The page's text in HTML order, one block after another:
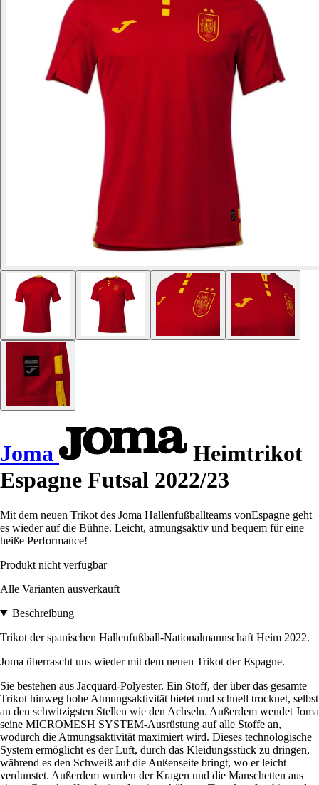
Joma
Heimtrikot
Espagne Futsal 2022/23
Mit dem neuen Trikot des Joma Hallenfußballteams vonEspagne geht
es wieder auf die Bühne. Leicht, atmungsaktiv und bequem für eine
heiße Performance!
Produkt nicht verfügbar
Alle Varianten ausverkauft
Beschreibung
Trikot der spanischen Hallenfußball-Nationalmannschaft Heim 2022.
Joma überrascht uns wieder mit dem neuen Trikot der Espagne.
Sie bestehen aus Jacquard-Polyester. Ein Stoff, der über das gesamte
Trikot hinweg hohe Atmungsaktivität bietet und schnell trocknet, selbst
an den schwitzigsten Stellen wie den Achseln. Außerdem wendet Joma
seine MICROMESH SYSTEM-Ausrüstung auf alle Stoffe an,
wodurch die Atmungsaktivität maximiert wird. Dieses technologische
System ermöglicht es der Luft, durch das Kleidungsstück zu dringen,
während es den Schweiß auf die Außenseite bringt, wo er leicht
verdunstet. Außerdem wurden der Kragen und die Manschetten aus